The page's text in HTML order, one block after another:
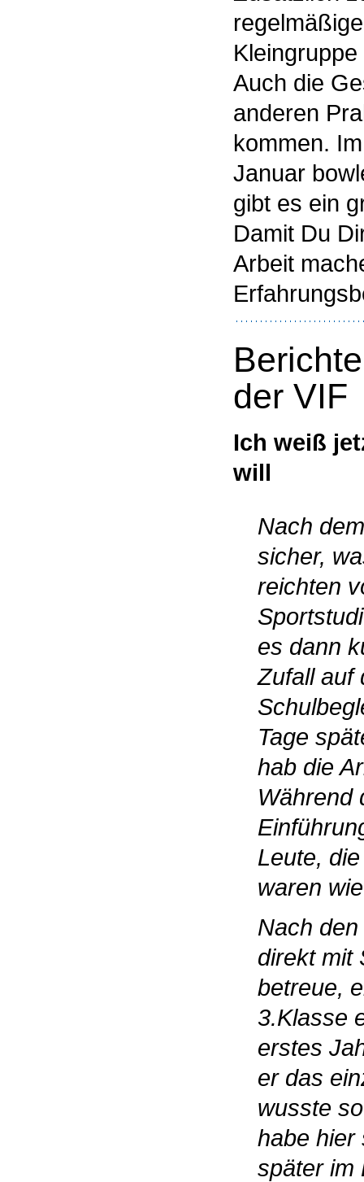
Auch die
anderen
kommen.
Januar
gibt es ein
Damit Du
Arbeit
der VIF
Ich weiß
will
Nach
sicher,
reichten
es dann
Zufall auf
Tage
hab die
Während
Leute,
waren
Nach
direkt mit
betreue,
3.Klasse
erstes
er das
wusste
habe hier
später im